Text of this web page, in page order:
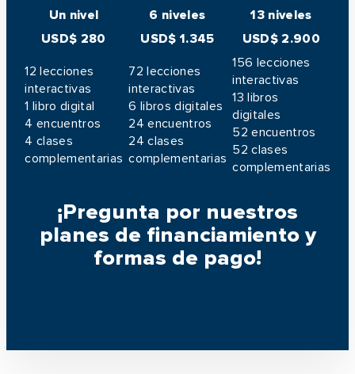
Un nivel 6 niveles
13 niveles
USD$ 280
USD$ 1.345 USD$ 2.900
12 lecciones
interactivas
1 libro digital
4 encuentros
4 clases
complementarias
72 lecciones
interactivas
6 libros digitales
24 encuentros
24 clases
complementarias
156 lecciones
interactivas
13 libros
digitales
52 encuentros
52 clases
complementarias
¡Pregunta por nuestros
planes de financiamiento y
formas de pago!